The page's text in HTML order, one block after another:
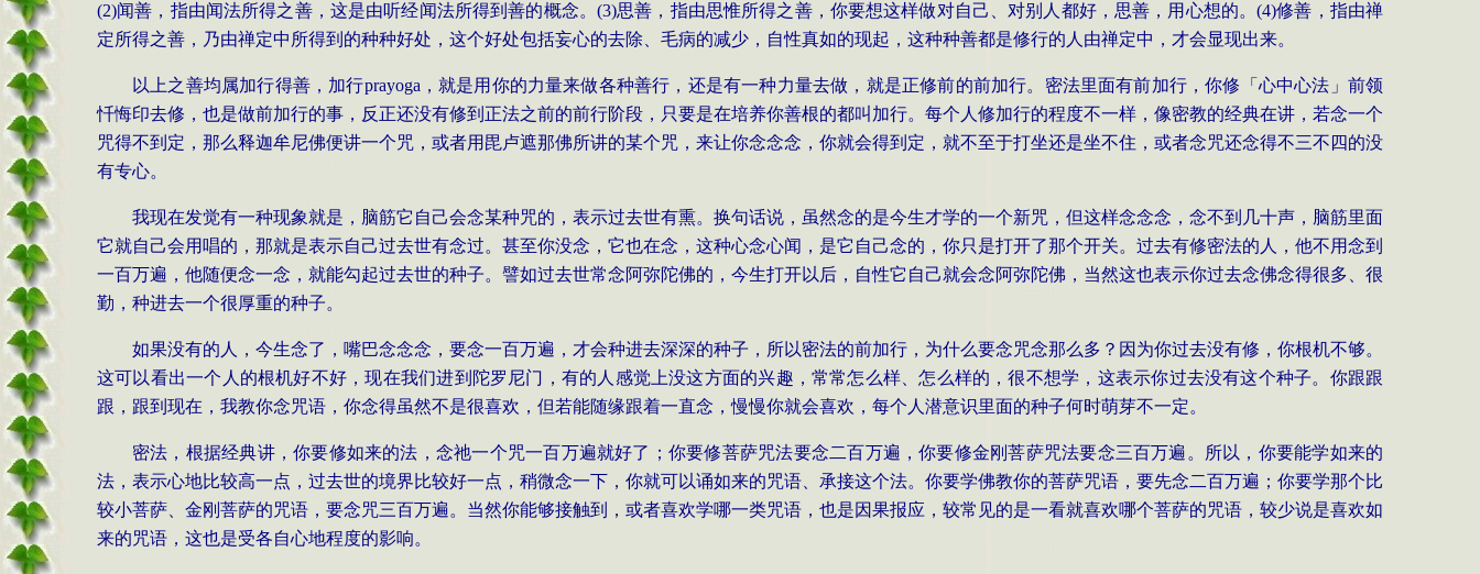
(2)闻善，指由闻法所得之善，这是由听经闻法所得到善的概念。 (3)思善，指由思惟所得之善，你要想这样做对自己、对别人都好，思善，用心想的。(4)修善，指由禅
定所得之善，乃由禅定中所得到的种种好处，这个好处包括妄心的去除、毛病的减少，自性真如的现起，这种种善都是修行的人由禅定中，才会显现出来。
以上之善均属加行得善，加行prayoga ，就是用你的力量来做各种善行，还是有一种力量去做，就是正修前的前加行。密法里面有前加行，你修「心中心法」前领
忏悔印去修，也是做前加行的事，反正还没有修到正法之前的前行阶段，只要是在培养你善根的都叫加行。每个人修加行的程度不一样，像密教的经典在讲，若念一个
咒得不到定，那么释迦牟尼佛便讲一个咒，或者用毘卢遮那佛所讲的某个咒，来让你念念念，你就会得到定，就不至于打坐还是坐不住，或者念咒还念得不三不四的没
有专心。
我现在发觉有一种现象就是，脑筋它自己会念某种咒的，表示过去世有熏。换句话说，虽然念的是今生才学的一个新咒，但这样念念念，念不到几十声，脑筋里面
它就自己会用唱的，那就是表示自己过去世有念过。甚至你没念，它也在念，这种心念心闻，是它自己念的，你只是打开了那个开关。过去有修密法的人，他不用念到
一百万遍，他随便念一念，就能勾起过去世的种子。譬如过去世常念阿弥陀佛的，今生打开以后，自性它自己就会念阿弥陀佛，当然这也表示你过去念佛念得很多、很
勤，种进去一个很厚重的种子。
如果没有的人，今生念了，嘴巴念念念，要念一百万遍，才会种进去深深的种子，所以密法的前加行，为什么要念咒念那么多？因为你过去没有修，你根机不够。
这可以看出一个人的根机好不好，现在我们进到陀罗尼门，有的人感觉上没这方面的兴趣，常常怎么样、怎么样的，很不想学，这表示你过去没有这个种子。你跟跟
跟，跟到现在，我教你念咒语，你念得虽然不是很喜欢，但若能随缘跟着一直念，慢慢你就会喜欢，每个人潜意识里面的种子何时萌芽不一定。
密法，根据经典讲，你要修如来的法，念祂一个咒一百万遍就好了；你要修菩萨咒法要念二百万遍，你要修金刚菩萨咒法要念三百万遍。所以，你要能学如来的
法，表示心地比较高一点，过去世的境界比较好一点，稍微念一下，你就可以诵如来的咒语、承接这个法。你要学佛教你的菩萨咒语，要先念二百万遍；你要学那个比
较小菩萨、金刚菩萨的咒语，要念咒三百万遍。当然你能够接触到，或者喜欢学哪一类咒语，也是因果报应，较常见的是一看就喜欢哪个菩萨的咒语，较少说是喜欢如
来的咒语，这也是受各自心地程度的影响。